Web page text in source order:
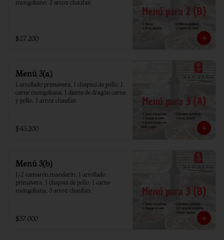
mongoliano, 2 arroz chaufan
$27.200
Menú 3(a)
1 arrollado primavera, 1 chapsui de pollo, 1
carne mongoliana, 1 diente de dragón carne
y pollo, 3 arroz chaufan
$43.200
Menú 3(b)
1/2 camarón mandarín, 1 arrollado
primavera, 1 chapsui de pollo, 1 carne
mongoliana, 3 arroz chaufan
$37.000